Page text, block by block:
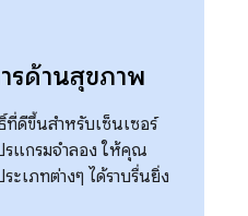
รด้านสุขภาพ
ดีขึ้นสำหรับเซ็นเซอร์
รแกรมจำลอง ให้คุณ
ะเภทต่างๆ ได้ราบรื่นยิ่ง